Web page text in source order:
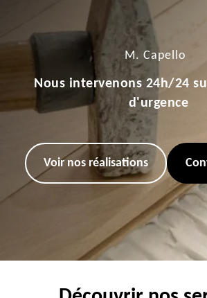
M. Capello
Nous intervenons 24h/24
d'urgence
Voir nos réalisations